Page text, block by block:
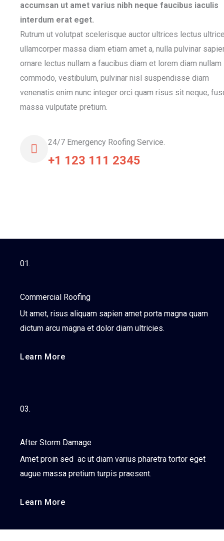
accumsan ut amet varius nibh neque faucibus iaculis
interdum erat eget.
Rutrum ut volutpat scelerisque auctor ultrices lectus
ullamcorper massa diam etiam amet a, nulla pulvinar
ornare lectus nullam a faucibus diam et lorem diam nullam
commodo, vestibulum, pulvinar nisl suspendisse diam
venenatis enim nunc integer orci quam risus sit neque,
massa vulputate pretium.
24/7 Emergency Roofing Service.
+1 123 111 2345
01.
Commercial Roofing
Ut amet, risus aliquam sapien amet porta magna quam
dictum arcu magna et dolor diam ultricies.
Learn More
03.
After Storm Damage
Amet proin sed ac ut diam varius pharetra tortor eget
augue massa pretium turpis praesent.
Learn More